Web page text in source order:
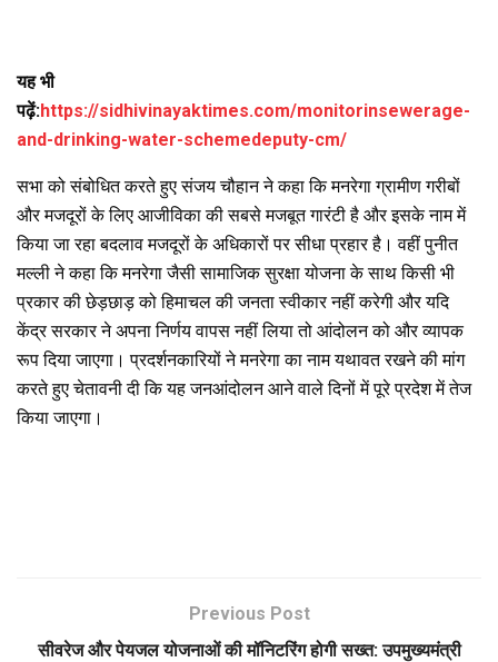
यह भी
पढ़ें:https://sidhivinayaktimes.com/monitorinsewerage-
and-drinking-water-schemedeputy-cm/
सभा को संबोधित करते हुए संजय चौहान ने कहा कि मनरेगा ग्रामीण गरीबों
और मजदूरों के लिए आजीविका की सबसे मजबूत गारंटी है और इसके नाम में
किया जा रहा बदलाव मजदूरों के अधिकारों पर सीधा प्रहार है। वहीं पुनीत
मल्ली ने कहा कि मनरेगा जैसी सामाजिक सुरक्षा योजना के साथ किसी भी
प्रकार की छेड़छाड़ को हिमाचल की जनता स्वीकार नहीं करेगी और यदि
केंद्र सरकार ने अपना निर्णय वापस नहीं लिया तो आंदोलन को और व्यापक
रूप दिया जाएगा। प्रदर्शनकारियों ने मनरेगा का नाम यथावत रखने की मांग
करते हुए चेतावनी दी कि यह जनआंदोलन आने वाले दिनों में पूरे प्रदेश में तेज
किया जाएगा।
Previous Post
सीवरेज और पेयजल योजनाओं की मॉनिटरिंग होगी सख्त: उपमुख्यमंत्री